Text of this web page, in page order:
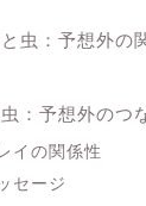
と虫：予想外の
：予想外のつ
イの関係性
セージ